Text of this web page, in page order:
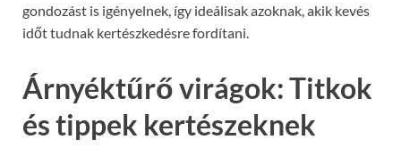
gondozást is igényelnek, így ideálisak azoknak, akik kevés
időt tudnak kertészkedésre fordítani.
Árnyéktűrő virágok: Titkok
és tippek kertészeknek